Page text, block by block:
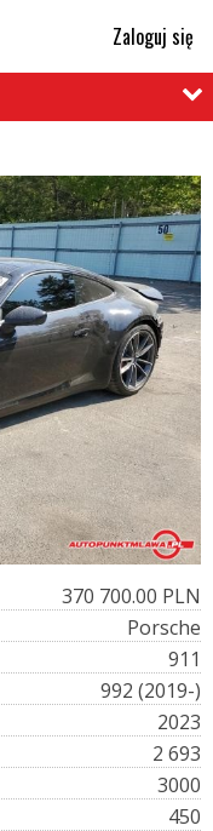
Zaloguj się
370 700.00 PLN
Porsche
911
992 (2019-)
2023
2 693
3000
450